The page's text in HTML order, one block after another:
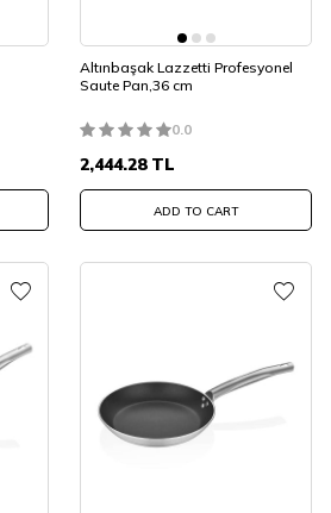
Altınbaşak Lazzetti Profesyonel
Saute Pan,36 cm
0.0
2,444.28TL
ADD TO CART